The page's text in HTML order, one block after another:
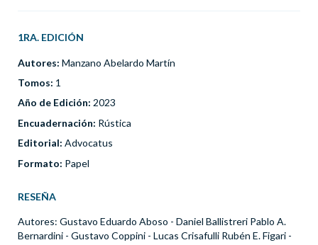
1RA. EDICIÓN
Autores: Manzano Abelardo Martín
Tomos: 1
Año de Edición: 2023
Encuadernación: Rústica
Editorial: Advocatus
Formato: Papel
RESEÑA
Autores: Gustavo Eduardo Aboso - Daniel Ballistreri Pablo A.
Bernardini - Gustavo Coppini - Lucas Crisafulli Rubén E. Figari -